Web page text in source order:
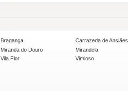
Bragança Carrazeda de Ansiães
Miranda do Douro Mirandela
Vila Flor Vimioso